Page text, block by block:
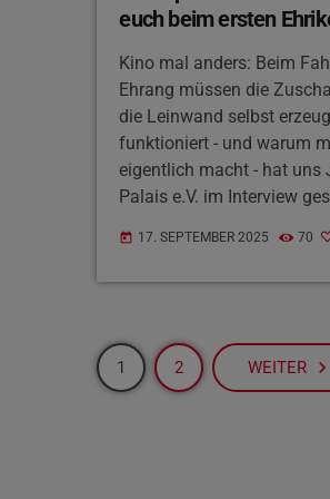
euch beim ersten
Kino mal anders: Beim
Ehrang müssen die
die Leinwand selbst
funktioniert - und warum
eigentlich macht - hat uns
Palais e.V. im Interview
today 17. SEPTEMBER 2025 70
1 2 WEITER navigate_next